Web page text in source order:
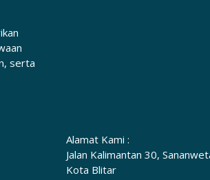
serta
Alamat Kami :
Jalan Kalimantan 30,
Kota Blitar